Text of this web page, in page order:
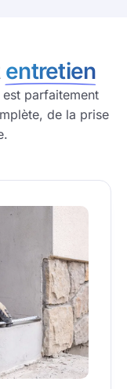
entretien
parfaitement
de la prise